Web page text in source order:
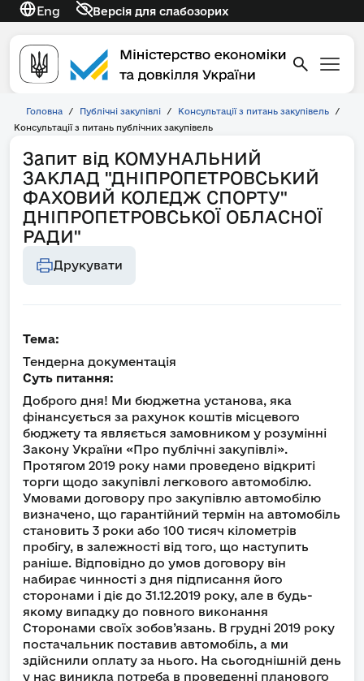
Eng Версія для слабозорих
Головна / Публічні закупівлі / Консультації з питань закупівель
/
Консультації з питань публічних закупівель
Запит від КОМУНАЛЬНИЙ
ЗАКЛАД "ДНІПРОПЕТРОВСЬКИЙ
ФАХОВИЙ КОЛЕДЖ СПОРТУ"
ДНІПРОПЕТРОВСЬКОЇ ОБЛАСНОЇ
РАДИ"
Друкувати
Тема:
Тендерна документація
Суть питання:
Доброго дня! Ми бюджетна установа, яка
фінансується за рахунок коштів місцевого
бюджету та являється замовником у розумінні
Закону України «Про публічні закупівлі».
Протягом 2019 року нами проведено відкриті
торги щодо закупівлі легкового автомобілю.
Умовами договору про закупівлю автомобілю
визначено, що гарантійний термін на автомобіль
становить 3 роки або 100 тисяч кілометрів
пробігу, в залежності від того, що наступить
раніше. Відповідно до умов договору він
набирає чинності з дня підписання його
сторонами і діє до 31.12.2019 року, але в будь-
якому випадку до повного виконання
Сторонами своїх зобов’язань. В грудні 2019 року
постачальник поставив автомобіль, а ми
здійснили оплату за нього. На сьогоднішній день
у нас виникла потреба в проведенні планового